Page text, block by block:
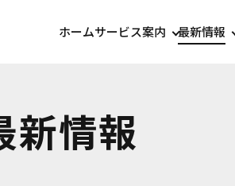
ホームサービス案内 最新情報
新情報